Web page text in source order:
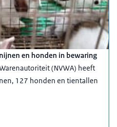
en honden in bewaring
(NVWA) heeft
127 honden en tientallen